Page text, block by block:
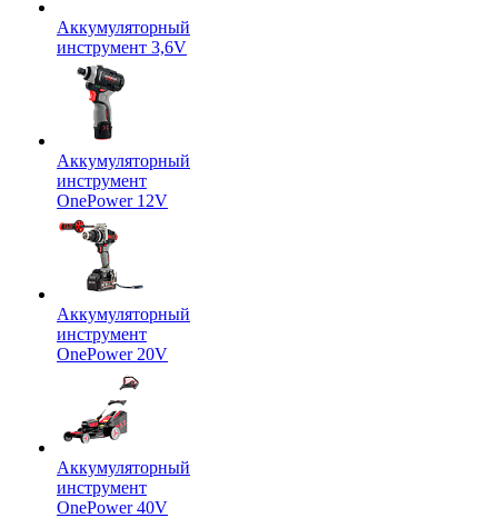
Аккумуляторный
инструмент 3,6V
Аккумуляторный
инструмент
OnePower 12V
Аккумуляторный
инструмент
OnePower 20V
Аккумуляторный
инструмент
OnePower 40V